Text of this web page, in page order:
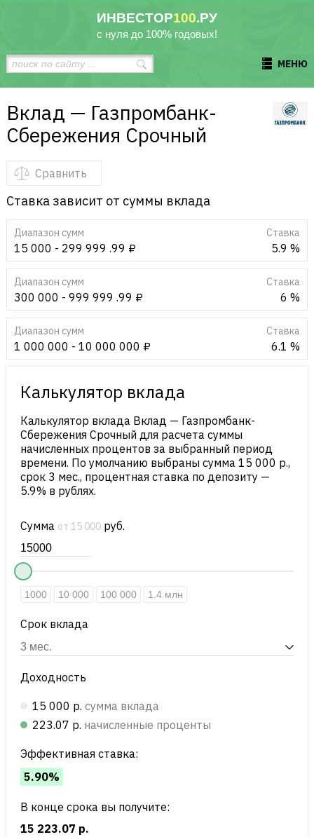
ИНВЕСТОР100.РУ
с нуля до 100% годовых!
МЕНЮ
Вклад — Газпромбанк-
Сбережения Срочный
Сравнить
Ставка зависит от суммы вклада
Диапазон сумм
15 000 - 299 999 .99 ₽
Cтавка
5.9 %
Диапазон сумм
300 000 - 999 999 .99 ₽
Cтавка
6 %
Диапазон сумм
1 000 000 - 10 000 000 ₽
Cтавка
6.1 %
Калькулятор вклада
Калькулятор вклада Вклад — Газпромбанк-
Сбережения Срочный для расчета суммы
начисленных процентов за выбранный период
времени. По умолчанию выбраны сумма 15 000 р.,
срок 3 мес., процентная ставка по депозиту —
5.9% в рублях.
Сумма от 15 000руб.
1000 10 000 100 000 1.4 млн
Срок вклада
Доходность
15 000 р. сумма вклада
223.07 р. начисленные проценты
Эффективная ставка:
5.90%
В конце срока вы получите:
15 223.07 р.